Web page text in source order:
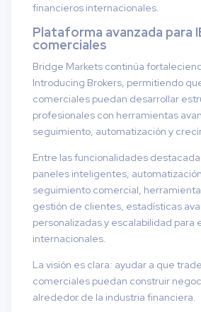
financieros internacionales.
Plataforma avanzada para
comerciales
Bridge Markets continúa
Introducing Brokers, permitiendo
comerciales puedan desarrollar
profesionales con herramientas
seguimiento, automatización y
Entre las funcionalidades
paneles inteligentes,
seguimiento comercial,
gestión de clientes, estadísticas
personalizadas y escalabilidad para
internacionales.
La visión es clara: ayudar a que
comerciales puedan construir
alrededor de la industria financiera.